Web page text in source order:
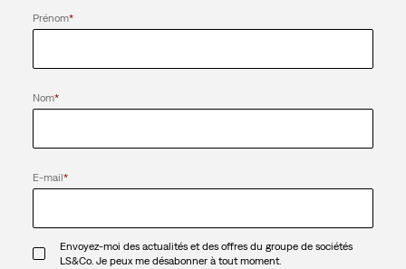
Prénom*
Nom*
E-mail*
Envoyez-moi des actualités et des offres du groupe de sociétés
LS&Co. Je peux me désabonner à tout moment.